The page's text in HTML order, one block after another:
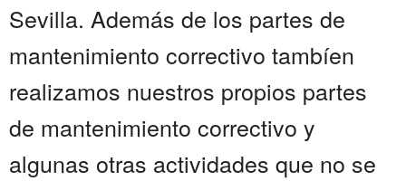
Sevilla. Además de los partes de
mantenimiento correctivo tambíen
realizamos nuestros propios partes
de mantenimiento correctivo y
algunas otras actividades que no se